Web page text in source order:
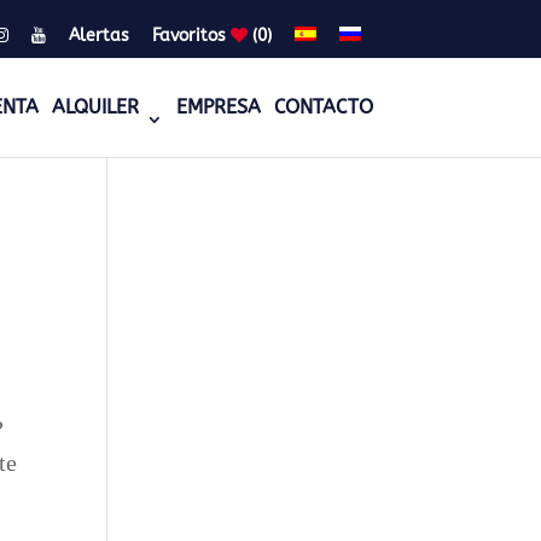
Alertas Favoritos (0)
ALQUILER EMPRESA CONTACTO